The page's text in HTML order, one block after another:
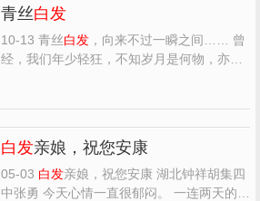
踏上了去顾村公园赏樱的历程，不到一个小
时，我们就来到了名...
青丝白发
10-13 青丝白发，向来不过一瞬之间…… 曾
经，我们年少轻狂，不知岁月是何物，亦不
也是最浑浑噩噩的...
白发亲娘，祝您安康
05-03 白发亲娘，祝您安康 湖北钟祥胡集四
中张勇 今天心情一直很郁闷。 一连两天的早